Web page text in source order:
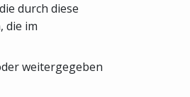
durch diese
die im
weitergegeben